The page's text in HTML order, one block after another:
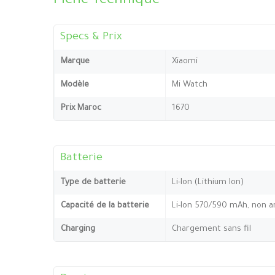
Specs & Prix
Marque Xiaomi
Modèle Mi Watch
Prix Maroc 1670
Batterie
Type de batterie Li-Ion (Lithium Ion)
Capacité de la batterie Li-Ion 570/590 mAh, non
Charging Chargement sans fil